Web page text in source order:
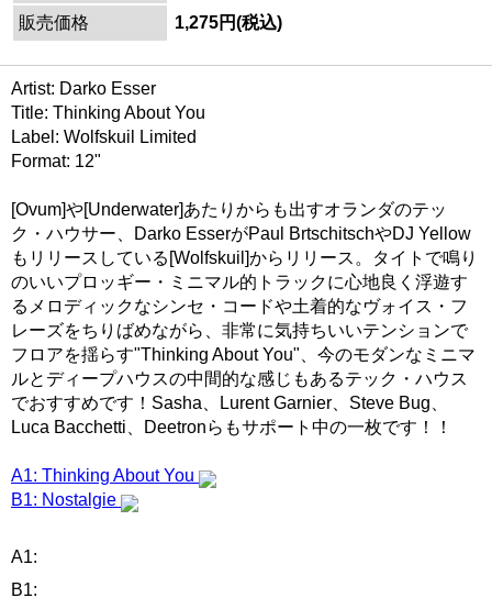
販売価格
1,275円(税込)
Artist: Darko Esser
Title: Thinking About You
Label: Wolfskuil Limited
Format: 12"
[Ovum]や[Underwater]あたりからも出すオランダのテッ
ク・ハウサー、Darko EsserがPaul BrtschitschやDJ Yellow
もリリースしている[Wolfskuil]からリリース。タイトで鳴り
のいいプロッギー・ミニマル的トラックに心地良く浮遊す
るメロディックなシンセ・コードや土着的なヴォイス・フ
レーズをちりばめながら、非常に気持ちいいテンションで
フロアを揺らす"Thinking About You"、今のモダンなミニマ
ルとディープハウスの中間的な感じもあるテック・ハウス
でおすすめです！Sasha、Lurent Garnier、Steve Bug、
Luca Bacchetti、Deetronらもサポート中の一枚です！！
A1: Thinking About You
B1: Nostalgie
A1:
B1: